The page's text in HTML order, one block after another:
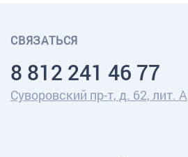
СВЯЗАТЬСЯ
8 812 241 46 77
Суворовский пр-т, д. 62, лит. А